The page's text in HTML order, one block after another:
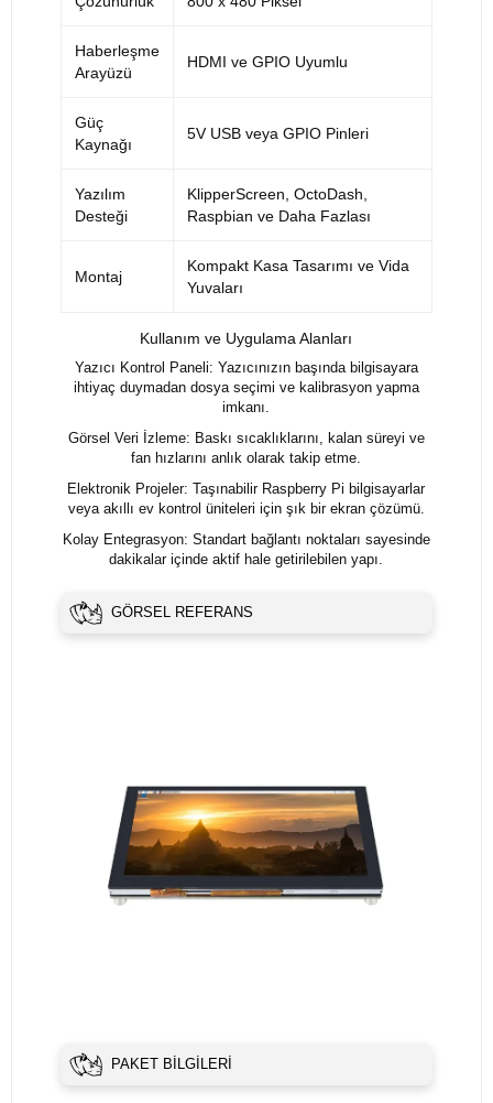
Haberleşme
Arayüzü
HDMI ve GPIO Uyumlu
Güç
Kaynağı
5V USB veya GPIO Pinleri
Yazılım
Desteği
KlipperScreen, OctoDash,
Raspbian ve Daha Fazlası
Montaj
Kompakt Kasa Tasarımı ve Vida
Yuvaları
Kullanım ve Uygulama Alanları
Yazıcı Kontrol Paneli: Yazıcınızın başında bilgisayara
ihtiyaç duymadan dosya seçimi ve kalibrasyon yapma
imkanı.
Görsel Veri İzleme: Baskı sıcaklıklarını, kalan süreyi ve
fan hızlarını anlık olarak takip etme.
Elektronik Projeler: Taşınabilir Raspberry Pi bilgisayarlar
veya akıllı ev kontrol üniteleri için şık bir ekran çözümü.
Kolay Entegrasyon: Standart bağlantı noktaları sayesinde
dakikalar içinde aktif hale getirilebilen yapı.
GÖRSEL REFERANS
PAKET BILGILERI